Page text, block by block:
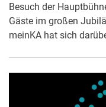
Besuch der
Gäste im großen
meinKA hat sich